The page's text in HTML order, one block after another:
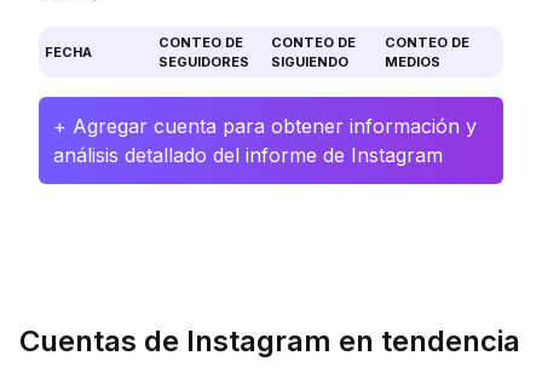
FECHA
CONTEO DE
SEGUIDORES
CONTEO DE
SIGUIENDO
CONTEO DE
MEDIOS
+ Agregar cuenta para obtener información y
análisis detallado del informe de Instagram
Cuentas de Instagram en tendencia